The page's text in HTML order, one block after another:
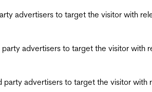
advertisers to target the visitor with
advertisers to target the visitor
party advertisers to target the visitor